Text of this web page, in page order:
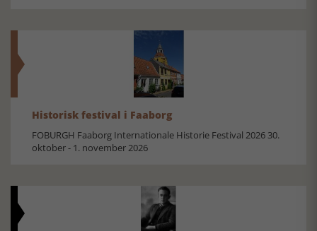
Historisk festival i Faaborg
FOBURGH Faaborg Internationale Historie Festival 2026 30.
oktober - 1. november 2026